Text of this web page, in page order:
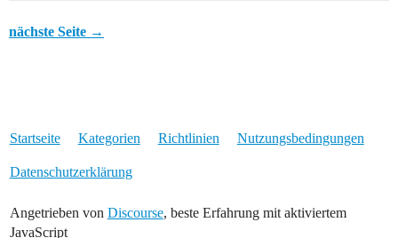
nächste Seite →
Startseite Kategorien Richtlinien Nutzungsbedingungen
Datenschutzerklärung
Angetrieben von Discourse, beste Erfahrung mit aktiviertem
JavaScript